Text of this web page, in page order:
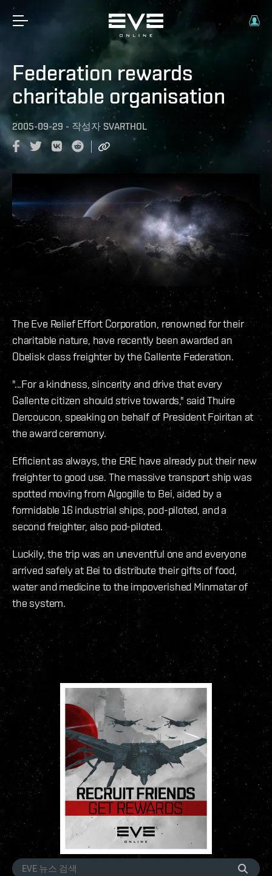
Federation rewards
charitable organisation
2005-09-29 - 작성자 SVARTHOL
The Eve Relief Effort Corporation, renowned for their
charitable nature, have recently been awarded an
Obelisk class freighter by the Gallente Federation.
"...For a kindness, sincerity and drive that every
Gallente citizen should strive towards," said Thuire
Dercoucon, speaking on behalf of President Foiritan at
the award ceremony.
Efficient as always, the ERE have already put their new
freighter to good use. The massive transport ship was
spotted moving from Algogille to Bei, aided by a
formidable 16 industrial ships, pod-piloted, and a
second freighter, also pod-piloted.
Luckily, the trip was an uneventful one and everyone
arrived safely at Bei to distribute their gifts of food,
water and medicine to the impoverished Minmatar of
the system.